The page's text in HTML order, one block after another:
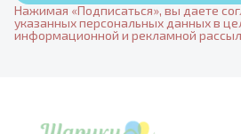
Нажимая «Подписаться», вы даете
указанных персональных данных в
информационной и рекламной